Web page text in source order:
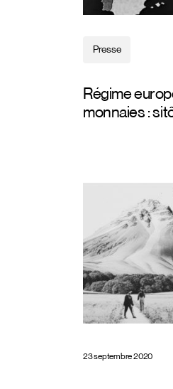
Presse
Régime
monnaies :
23 septembre 2020